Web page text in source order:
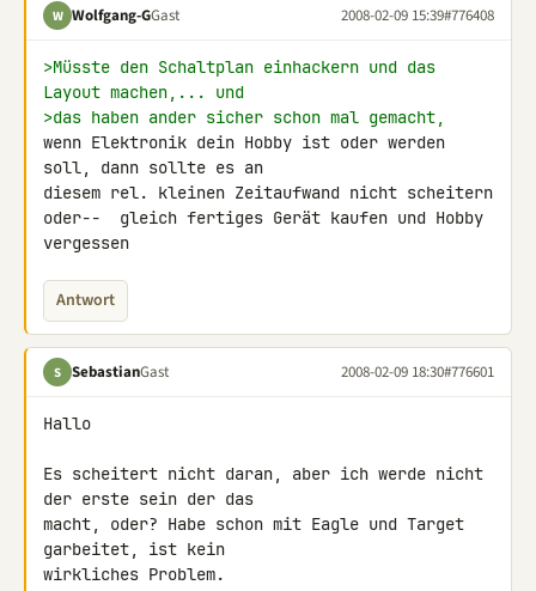
W Wolfgang-GGast 2008-02-09 15:39#776408
>Müsste den Schaltplan einhackern und das
Layout machen,... und
>das haben ander sicher schon mal gemacht,
wenn Elektronik dein Hobby ist oder werden
soll, dann sollte es an
diesem rel. kleinen Zeitaufwand nicht scheitern
oder--  gleich fertiges Gerät kaufen und Hobby
vergessen
Antwort
S SebastianGast 2008-02-09 18:30#776601
Hallo
Es scheitert nicht daran, aber ich werde nicht
der erste sein der das
macht, oder? Habe schon mit Eagle und Target
garbeitet, ist kein
wirkliches Problem.